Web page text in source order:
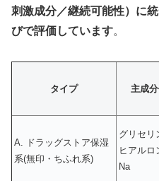
刺激成分／継続可能性）に
びで評価しています。
タイプ 主成
A. ドラッグストア保湿
系(無印・ちふれ系)
グリセリ
ヒアルロ
Na